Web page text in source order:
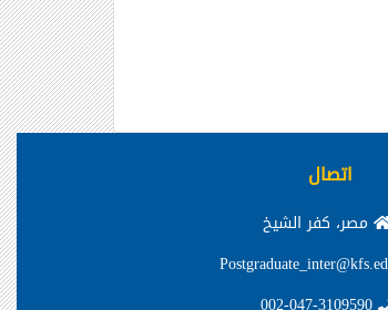
اتصال
مصر، كفر الشيخ